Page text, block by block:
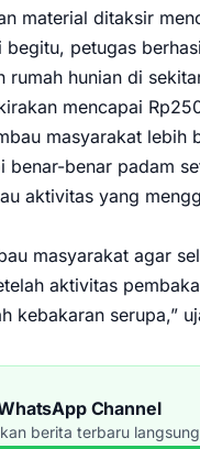
material ditaksir
begitu, petugas
rumah hunian di
mencapai
masyarakat lebih
benar-benar padam
aktivitas yang
masyarakat agar
aktivitas
kebakaran serupa,”
Channel
berita terbaru